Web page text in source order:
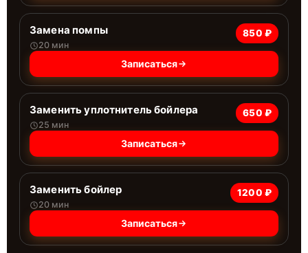
Замена помпы
20 мин
850 ₽
Записаться
Заменить уплотнитель бойлера
25 мин
650 ₽
Записаться
Заменить бойлер
20 мин
1200 ₽
Записаться